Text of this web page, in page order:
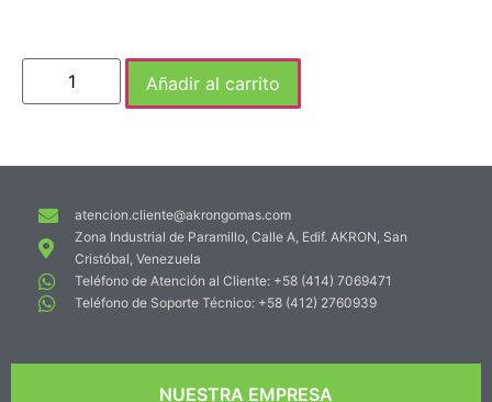
Añadir al carrito
atencion.cliente@akrongomas.com
Zona Industrial de Paramillo, Calle A, Edif. AKRON, San
Cristóbal, Venezuela
Teléfono de Atención al Cliente: +58 (414) 7069471
Teléfono de Soporte Técnico: +58 (412) 2760939
NUESTRA EMPRESA